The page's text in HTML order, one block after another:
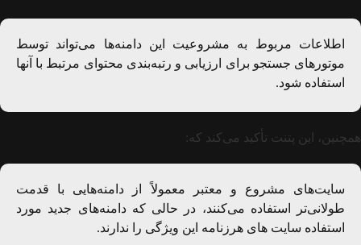
اطلاعات مربوط به مشروعیت این دامنه‌ها می‌تواند توسط
موتورهای جستجو برای ارزیابی و رتبه‌بندی محتوای مرتبط با آنها
استفاده شود.
همچنین، این پتنت تأکید می‌کند که:
سایت‌های مشروع و معتبر معمولاً از دامنه‌هایی با قدمت
طولانی‌تر استفاده می‌کنند، در حالی که دامنه‌های جدید مورد
استفاده سایت های هرزنامه این ویژگی را ندارند.